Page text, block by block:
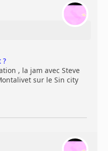
?
, la jam avec Steve
sur le Sin city